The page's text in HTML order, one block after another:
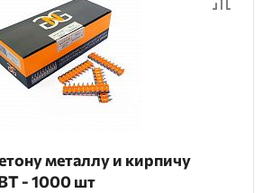
металлу и кирпичу
- 1000 шт